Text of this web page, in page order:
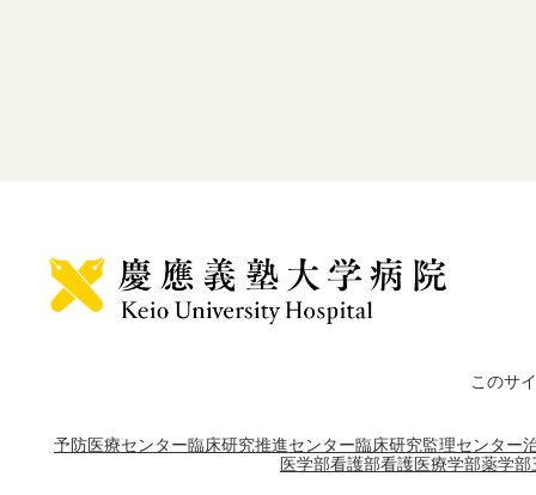
このサ
予防医療センター臨床研究推進センター臨床研究監理センター
医学部看護部看護医療学部薬学部